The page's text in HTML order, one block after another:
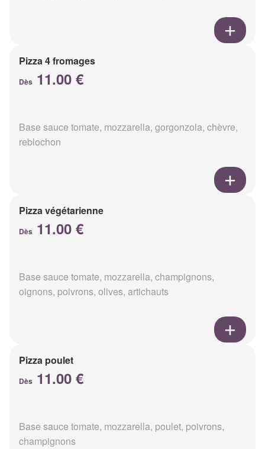
Pizza 4 fromages
Dès 11.00 €
Base sauce tomate, mozzarella, gorgonzola, chèvre,
reblochon
Pizza végétarienne
Dès 11.00 €
Base sauce tomate, mozzarella, champignons,
oignons, poivrons, olives, artichauts
Pizza poulet
Dès 11.00 €
Base sauce tomate, mozzarella, poulet, poivrons,
champignons